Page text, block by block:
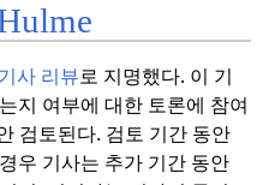
사 리뷰로 지명했다. 이 기
지 여부에 대한 토론에 참여
검토된다. 검토 기간 동안
우 기사는 추가 기간 동안